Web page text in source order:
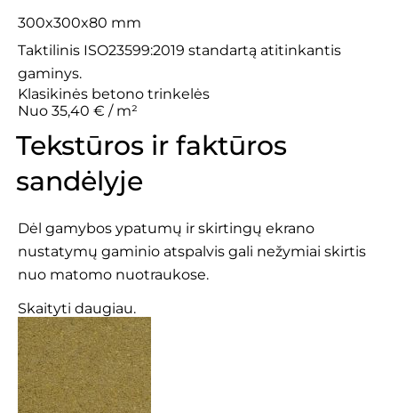
300x300x80 mm
Taktilinis ISO23599:2019 standartą atitinkantis
gaminys.
Klasikinės betono trinkelės
Nuo 35,40 € / m²
Tekstūros ir faktūros
sandėlyje
Dėl gamybos ypatumų ir skirtingų ekrano
nustatymų gaminio atspalvis gali nežymiai skirtis
nuo matomo nuotraukose.
Skaityti daugiau.